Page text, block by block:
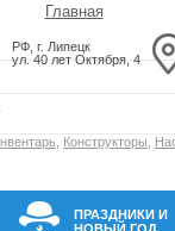
Главная
РФ, г. Липецк
ул. 40 лет Октября, 4
Конструкторы
ПРАЗДНИКИ И
НОВЫЙ ГОД